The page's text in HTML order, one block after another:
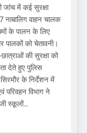
गरियाबंद में
6 बसों पर
में कई सुरक्षा
नाबालिग वाहन चालक
के पालन के लिए
को चेतावनी।
की सुरक्षा को
देते हुए पुलिस
के निर्देशन में
परिवहन विभाग ने
स्कूलों…